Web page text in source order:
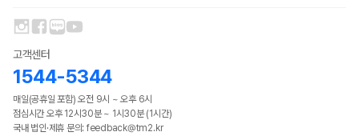
고객센터
1544-5344
매일(공휴일 포함) 오전 9시 ~ 오후 6시
점심시간 오후 12시30분 ~ 1시30분 (1시간)
국내 법인·제휴 문의: feedback@tm2.kr